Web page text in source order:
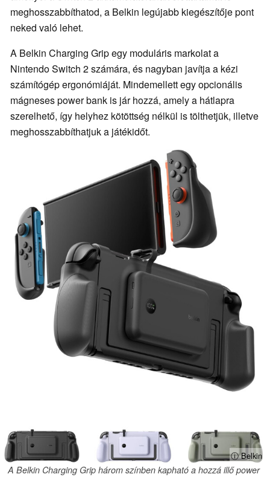
meghosszabbíthatod, a Belkin legújabb kiegészítője pont
neked való lehet.
A Belkin Charging Grip egy moduláris markolat a
Nintendo Switch 2 számára, és nagyban javítja a kézi
számítógép ergonómiáját. Mindemellett egy opcionális
mágneses power bank is jár hozzá, amely a hátlapra
szerelhető, így helyhez kötöttség nélkül is tölthetjük, illetve
meghosszabbíthatjuk a játékidőt.
ⓘ Belkin
A Belkin Charging Grip három színben kapható a hozzá illő power